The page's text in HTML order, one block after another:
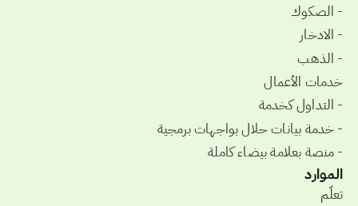
- الصكوك
- الادخار
- الذهب
خدمات الأعمال
- التداول كخدمة
- خدمة بيانات حلال بواجهات برمجية
- منصة بعلامة بيضاء كاملة
الموارد
تعلّم